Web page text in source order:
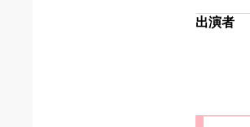
出演者